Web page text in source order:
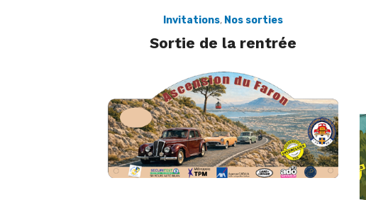
Invitations, Nos sorties
Sortie de la rentrée